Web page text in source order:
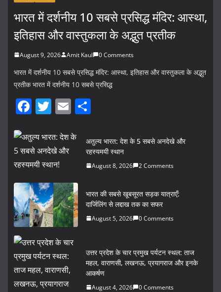
भारत में दर्शनीय 10 सबसे प्रसिद्ध मंदिर: आस्था,
इतिहास और वास्तुकला के अद्भुत प्रतीक
August 9, 2026 Amit Kaul 0 Comments
भारत में दर्शनीय 10 सबसे प्रसिद्ध मंदिर: आस्था, इतिहास और वास्तुकला के अद्भुत
प्रतीक भारत में दर्शनीय 10 सबसे प्रसिद्ध
F
c
e
b
o
o
k
T
itt
er
E
ai ar
e
अतुल्य भारत: देश के 5 सबसे अनदेखे और
रहस्यमयी स्थान
August 8, 2026 2 Comments
भारत की सबसे खूबसूरत सड़क यात्राएँ:
दार्जिलिंग से लद्दाख तक का सफर
August 5, 2026 0 Comments
उत्तर प्रदेश के चार प्रमुख पर्यटन स्थल: ताज
महल, वाराणसी, लखनऊ, प्रयागराज और इनके
आकर्षण
August 4, 2026 0 Comments